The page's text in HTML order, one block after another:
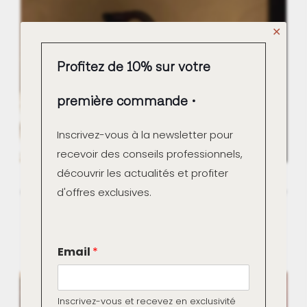
Couleurs Marius Aurenti chaudes et froides : impact sur
✕
Profitez de 10% sur votre
première commande
Inscrivez-vous à la newsletter pour
recevoir des conseils professionnels,
découvrir les actualités et profiter
d'offres exclusives.
m
a
l
Email *
Inscrivez-vous et recevez en exclusivité